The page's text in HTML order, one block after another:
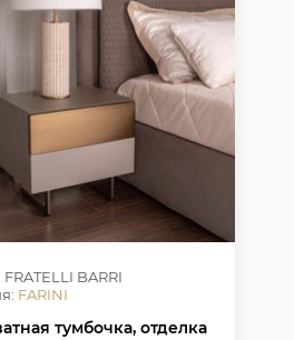
BARRI
FARINI
тумбочка, отделка